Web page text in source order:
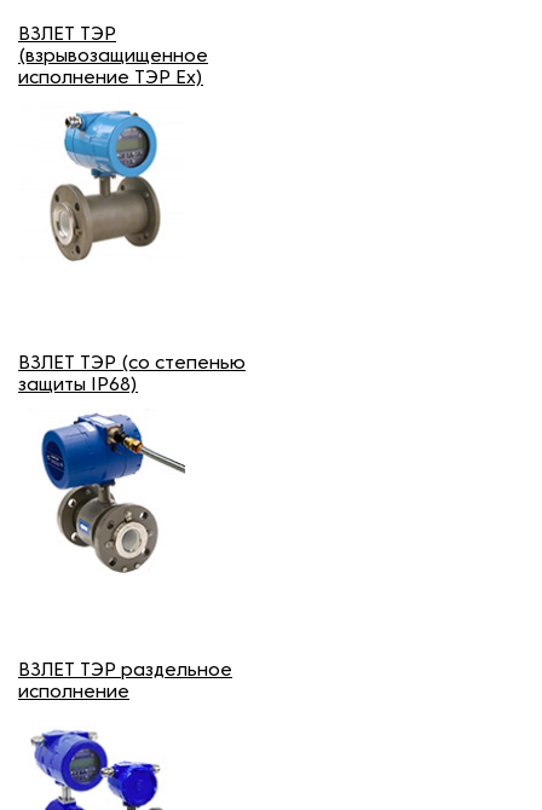
ВЗЛЕТ ТЭР
(взрывозащищенное
исполнение ТЭР Ех)
ВЗЛЕТ ТЭР (со степенью
защиты IP68)
ВЗЛЕТ ТЭР раздельное
исполнение